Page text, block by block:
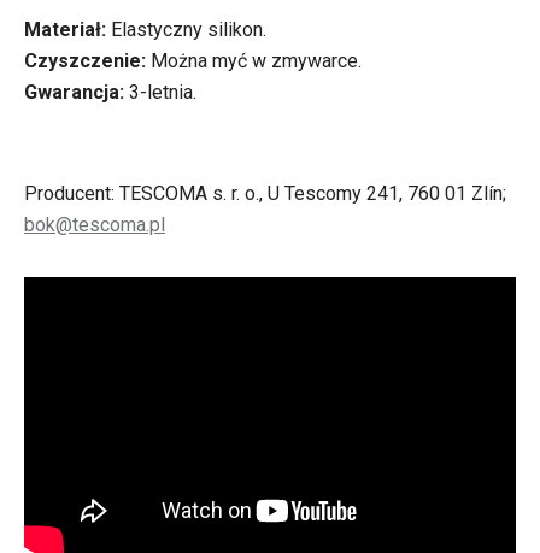
Materiał: Elastyczny silikon.
Czyszczenie: Można myć w zmywarce.
Gwarancja: 3-letnia.
Producent: TESCOMA s. r. o., U Tescomy 241, 760 01 Zlín;
bok@tescoma.pl